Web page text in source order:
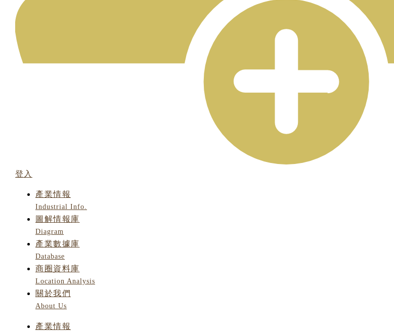
登入
產業情報
Industrial Info.
圖解情報庫
Diagram
產業數據庫
Database
商圈資料庫
Location Analysis
關於我們
About Us
產業情報